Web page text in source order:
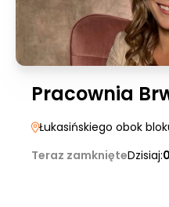
Pracownia
Łukasińskiego obok
Teraz zamknięteDzisiaj: